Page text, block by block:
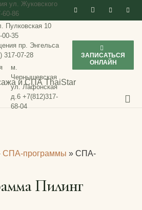
ул. Жуковского
60-86
Пулковская 10
00-35
пр. Энгельса
317-07-28
м.
Чернышевская
ул. Лафонская
д.6 +7(812)317-
68-04
ЗАПИСАТЬСЯ
ОНЛАЙН
СПА-программы » СПА-
Пилинг